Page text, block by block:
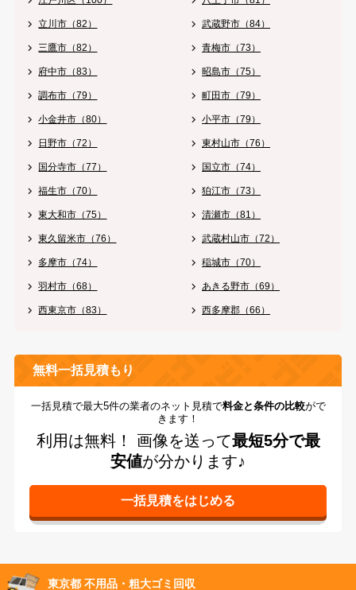
立川市（82） 武蔵野市（84）
三鷹市（82） 青梅市（73）
府中市（83） 昭島市（75）
調布市（79） 町田市（79）
小金井市（80） 小平市（79）
日野市（72） 東村山市（76）
国分寺市（77） 国立市（74）
福生市（70） 狛江市（73）
東大和市（75） 清瀬市（81）
東久留米市（76） 武蔵村山市（72）
多摩市（74） 稲城市（70）
羽村市（68） あきる野市（69）
西東京市（83） 西多摩郡（66）
無料一括見積もり
一括見積で最大5件の業者のネット見積で料金と条件の比較がで
きます！
利用は無料！ 画像を送って最短5分で最
安値が分かります♪
東京都 不用品・粗大ゴミ回収